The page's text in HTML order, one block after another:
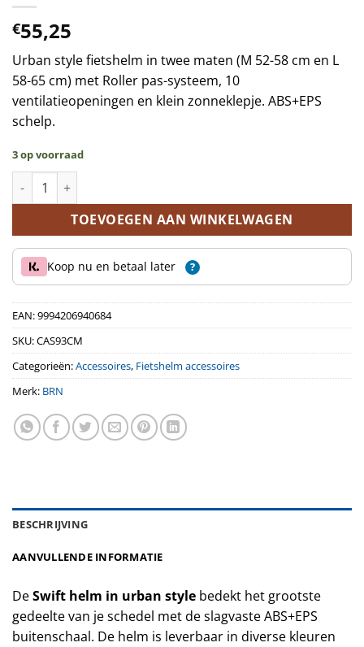
€55,25
Urban style fietshelm in twee maten (M 52-58 cm en L
58-65 cm) met Roller pas-systeem, 10
ventilatieopeningen en klein zonneklepje. ABS+EPS
schelp.
3 op voorraad
BRN Swift fietshelm creme maat M aantal
TOEVOEGEN AAN WINKELWAGEN
Koop nu en betaal later ?
EAN:9994206940684
SKU:CAS93CM
Categorieën:Accessoires, Fietshelm accessoires
Merk: BRN
BESCHRIJVING
AANVULLENDE INFORMATIE
DeSwift helm in urban style bedekt het grootste
gedeelte van je schedel met de slagvaste ABS+EPS
buitenschaal. De helm is leverbaar in diverse kleuren